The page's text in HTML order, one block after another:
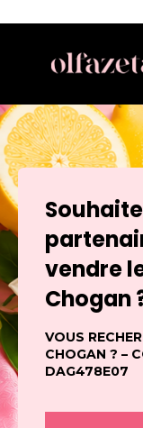
vendre
Chogan
VOUS
CHOGAN ? –
DAG478E07